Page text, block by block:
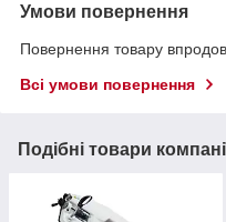
Умови повернення
Повернення товару
Всі умови повернення
Подібні товари